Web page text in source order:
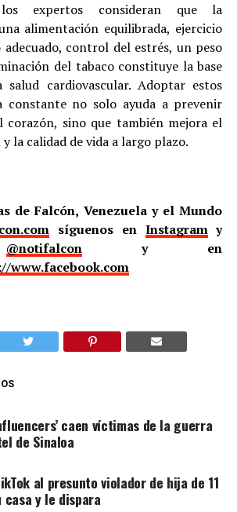
expertos consideran que la
alimentación equilibrada, ejercicio
adecuado, control del estrés, un peso
del tabaco constituye la base
cardiovascular. Adoptar estos
constante no solo ayuda a prevenir
corazón, sino que también mejora el
la calidad de vida a largo plazo.
de Falcón, Venezuela y el Mundo
síguenos en Instagramy
@notifalcony en
www.facebook.com
caen víctimas de la guerra
de Sinaloa
al presunto violador de hija de 11
casa y le dispara